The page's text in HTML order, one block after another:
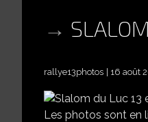
rallye13photos 16 août
Les photos sont en